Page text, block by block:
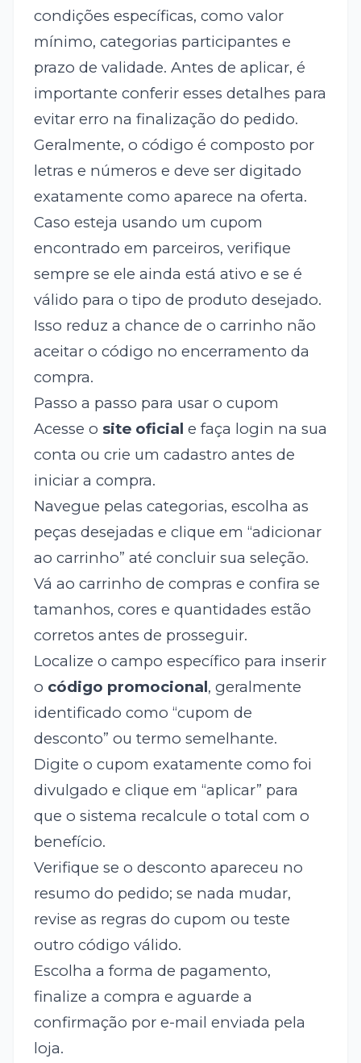
condições específicas, como valor
mínimo, categorias participantes e
prazo de validade. Antes de aplicar, é
importante conferir esses detalhes para
evitar erro na finalização do pedido.
Geralmente, o código é composto por
letras e números e deve ser digitado
exatamente como aparece na oferta.
Caso esteja usando um cupom
encontrado em parceiros, verifique
sempre se ele ainda está ativo e se é
válido para o tipo de produto desejado.
Isso reduz a chance de o carrinho não
aceitar o código no encerramento da
compra.
Passo a passo para usar o cupom
Acesse o site oficial e faça login na sua
conta ou crie um cadastro antes de
iniciar a compra.
Navegue pelas categorias, escolha as
peças desejadas e clique em “adicionar
ao carrinho” até concluir sua seleção.
Vá ao carrinho de compras e confira se
tamanhos, cores e quantidades estão
corretos antes de prosseguir.
Localize o campo específico para inserir
o código promocional, geralmente
identificado como “cupom de
desconto” ou termo semelhante.
Digite o cupom exatamente como foi
divulgado e clique em “aplicar” para
que o sistema recalcule o total com o
benefício.
Verifique se o desconto apareceu no
resumo do pedido; se nada mudar,
revise as regras do cupom ou teste
outro código válido.
Escolha a forma de pagamento,
finalize a compra e aguarde a
confirmação por e-mail enviada pela
loja.